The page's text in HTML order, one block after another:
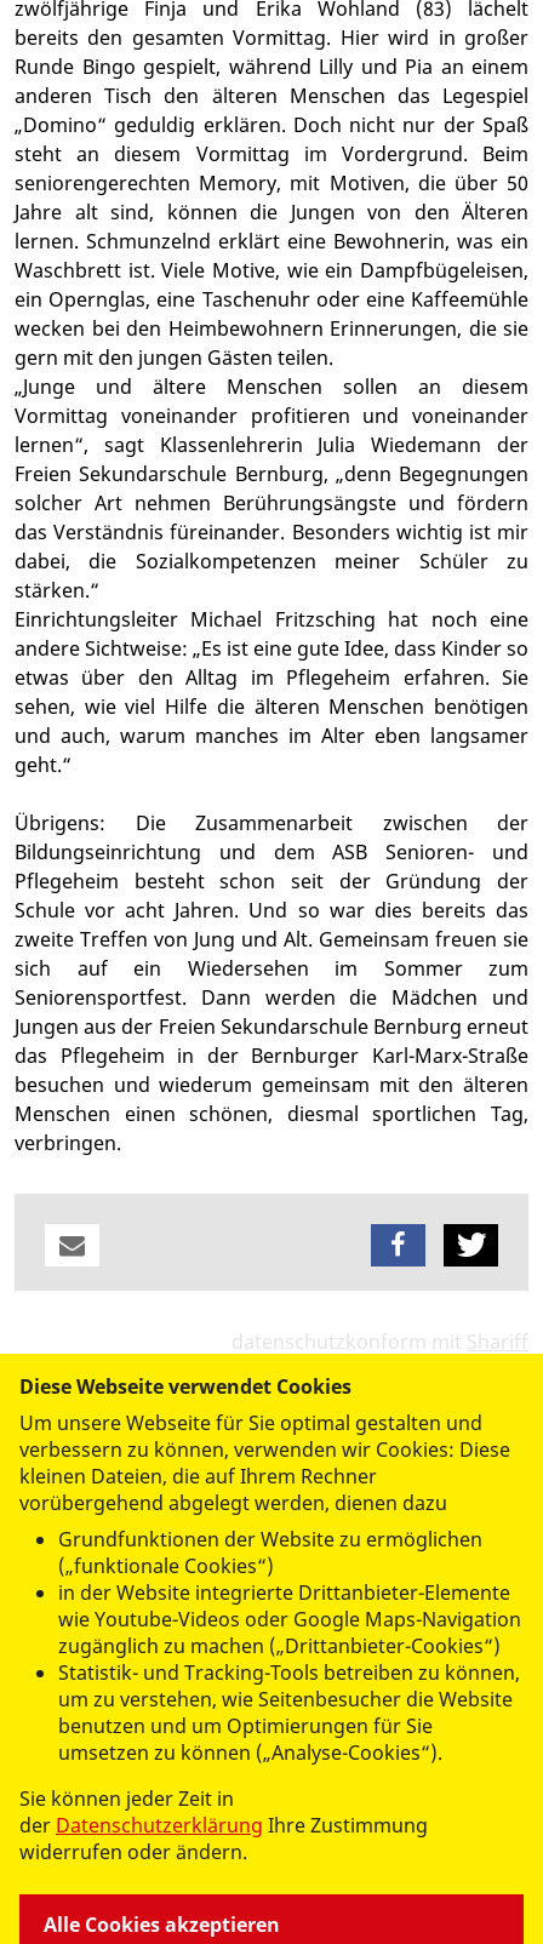
zwölfjährige Finja und Erika Wohland (83) lächelt
bereits den gesamten Vormittag. Hier wird in großer
Runde Bingo gespielt, während Lilly und Pia an einem
anderen Tisch den älteren Menschen das Legespiel
„Domino“ geduldig erklären. Doch nicht nur der Spaß
steht an diesem Vormittag im Vordergrund. Beim
seniorengerechten Memory, mit Motiven, die über 50
Jahre alt sind, können die Jungen von den Älteren
lernen. Schmunzelnd erklärt eine Bewohnerin, was ein
Waschbrett ist. Viele Motive, wie ein Dampfbügeleisen,
ein Opernglas, eine Taschenuhr oder eine Kaffeemühle
wecken bei den Heimbewohnern Erinnerungen, die sie
gern mit den jungen Gästen teilen.
„Junge und ältere Menschen sollen an diesem
Vormittag voneinander profitieren und voneinander
lernen“, sagt Klassenlehrerin Julia Wiedemann der
Freien Sekundarschule Bernburg, „denn Begegnungen
solcher Art nehmen Berührungsängste und fördern
das Verständnis füreinander. Besonders wichtig ist mir
dabei, die Sozialkompetenzen meiner Schüler zu
stärken.“
Einrichtungsleiter Michael Fritzsching hat noch eine
andere Sichtweise: „Es ist eine gute Idee, dass Kinder so
etwas über den Alltag im Pflegeheim erfahren. Sie
sehen, wie viel Hilfe die älteren Menschen benötigen
und auch, warum manches im Alter eben langsamer
geht.“
Übrigens: Die Zusammenarbeit zwischen der
Bildungseinrichtung und dem ASB Senioren- und
Pflegeheim besteht schon seit der Gründung der
Schule vor acht Jahren. Und so war dies bereits das
zweite Treffen von Jung und Alt. Gemeinsam freuen sie
sich auf ein Wiedersehen im Sommer zum
Seniorensportfest. Dann werden die Mädchen und
Jungen aus der Freien Sekundarschule Bernburg erneut
das Pflegeheim in der Bernburger Karl-Marx-Straße
besuchen und wiederum gemeinsam mit den älteren
Menschen einen schönen, diesmal sportlichen Tag,
verbringen.
datenschutzkonform mit Shariff
Hier könnte ein
Spendenaufruf oder eine
andere wichtige Info stehen
und verlinkt werden.
© 2026 ASB REGIO
Impressum
Datenschutz
Diese Webseite verwendet Cookies
Um unsere Webseite für Sie optimal gestalten und
verbessern zu können, verwenden wir Cookies: Diese
kleinen Dateien, die auf Ihrem Rechner
vorübergehend abgelegt werden, dienen dazu
Grundfunktionen der Website zu ermöglichen
(„funktionale Cookies“)
in der Website integrierte Drittanbieter-Elemente
wie Youtube-Videos oder Google Maps-Navigation
zugänglich zu machen („Drittanbieter-Cookies“)
Statistik- und Tracking-Tools betreiben zu können,
um zu verstehen, wie Seitenbesucher die Website
benutzen und um Optimierungen für Sie
umsetzen zu können („Analyse-Cookies“).
Sie können jeder Zeit in
der Datenschutzerklärung Ihre Zustimmung
widerrufen oder ändern.
Alle Cookies akzeptieren